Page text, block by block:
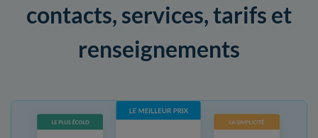
contacts, services, tarifs et
renseignements